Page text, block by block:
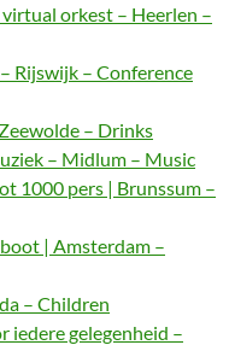
orkest – Heerlen –
Rijswijk – Conference
– Drinks
– Midlum – Music
1000 pers | Brunssum –
| Amsterdam –
– Children
iedere gelegenheid –